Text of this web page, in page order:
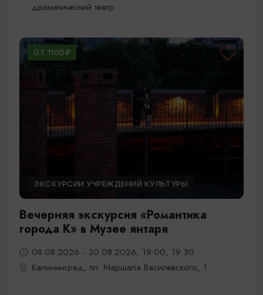
драматический театр
ОТ 1100₽
ЭКСКУРСИИ УЧРЕЖДЕНИЙ КУЛЬТУРЫ
Вечерняя экскурсия «Романтика
города К» в Музее янтаря
08.08.2026 - 30.08.2026, 19:00, 19:30
Калининград, пл. Маршала Василевского, 1